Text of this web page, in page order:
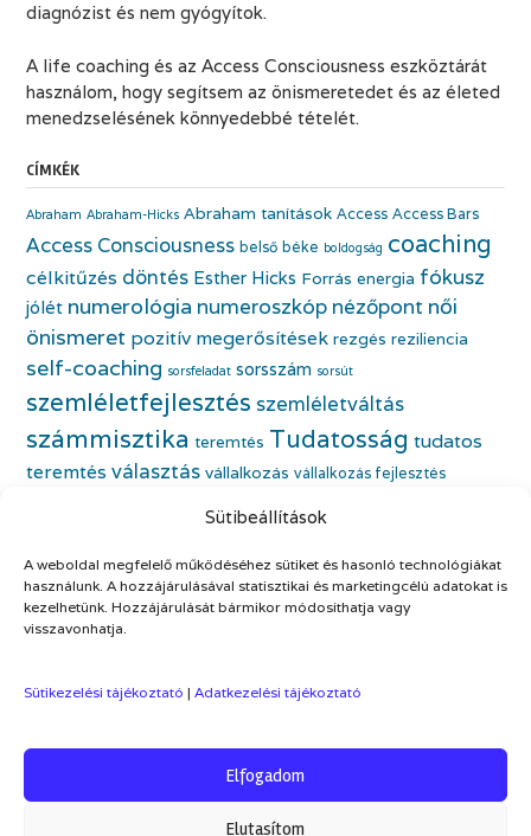
Sütibeállítások
A weboldal megfelelő működéséhez sütiket és hasonló technológiákat
használunk. A hozzájárulásával statisztikai és marketingcélú adatokat is
kezelhetünk. Hozzájárulását bármikor módosíthatja vagy
visszavonhatja.
Sütikezelési tájékoztató | Adatkezelési tájékoztató
Elfogadom
Elutasítom
diagnózist és nem gyógyítok.
A life coaching és az Access Consciousness eszköztárát
használom, hogy segítsem az önismeretedet és az életed
menedzselésének könnyedebbé tételét.
CÍMKÉK
Abraham Abraham-Hicks Abraham tanítások Access Access Bars
Access Consciousness belső béke boldogság coaching
célkitűzés döntés Esther Hicks Forrás energia fókusz
jólét numerológia numeroszkóp nézőpont női
önismeret pozitív megerősítések rezgés reziliencia
self-coaching sorsfeladat sorsszám sorsút
szemléletfejlesztés szemléletváltás
számmisztika teremtés Tudatosság tudatos
teremtés választás vállalkozás vállalkozás fejlesztés
önismeret önszeretet önértékelés
Theme byOut the Box